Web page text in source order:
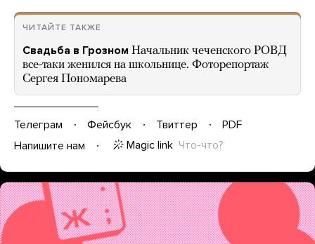
ЧИТАЙТЕ ТАКЖЕ
Свадьба в Грозном Начальник чеченского РОВД
все-таки женился на школьнице. Фоторепортаж
Сергея Пономарева
Телеграм Фейсбук Твиттер
PDF
Напишите нам
Magic link Что-что?